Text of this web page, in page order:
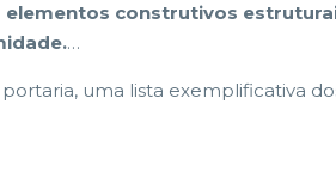
elementos construtivos
…
uma lista exemplificativa